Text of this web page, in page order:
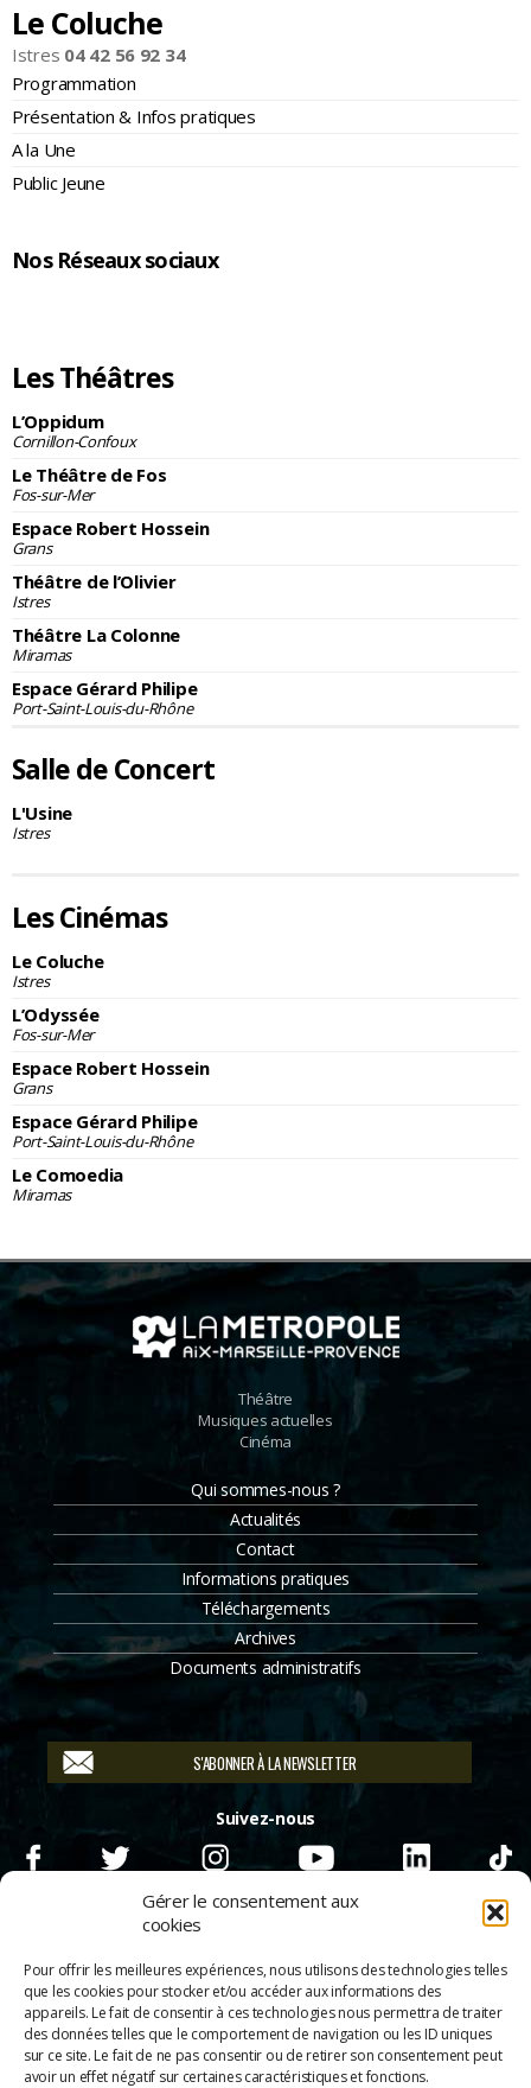
Gérer le consentement aux
cookies
Pour offrir les meilleures expériences, nous utilisons des technologies telles
que les cookies pour stocker et/ou accéder aux informations des
appareils. Le fait de consentir à ces technologies nous permettra de traiter
des données telles que le comportement de navigation ou les ID uniques
sur ce site. Le fait de ne pas consentir ou de retirer son consentement peut
avoir un effet négatif sur certaines caractéristiques et fonctions.
Le Coluche
Istres 04 42 56 92 34
Programmation
Présentation & Infos pratiques
A la Une
Public Jeune
Nos Réseaux sociaux
Les Théâtres
L’Oppidum
Cornillon-Confoux
Le Théâtre de Fos
Fos-sur-Mer
Espace Robert Hossein
Grans
Théâtre de l’Olivier
Istres
Théâtre La Colonne
Miramas
Espace Gérard Philipe
Port-Saint-Louis-du-Rhône
Salle de Concert
L'Usine
Istres
Les Cinémas
Le Coluche
Istres
L’Odyssée
Fos-sur-Mer
Espace Robert Hossein
Grans
Espace Gérard Philipe
Port-Saint-Louis-du-Rhône
Le Comoedia
Miramas
Théâtre
Musiques actuelles
Cinéma
Qui sommes-nous ?
Actualités
Contact
Informations pratiques
Téléchargements
Archives
Documents administratifs
S'ABONNER À LA NEWSLETTER
Suivez-nous